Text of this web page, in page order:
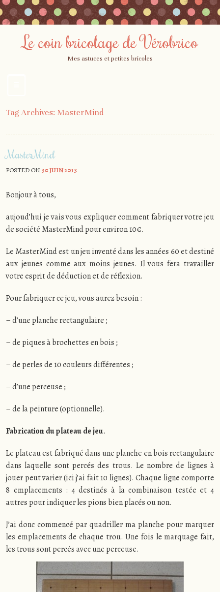
Le coin bricolage de Vérobrico
Mes astuces et petites bricoles
Tag Archives: MasterMind
MasterMind
POSTED ON 30 JUIN 2013
Bonjour à tous,
aujoud’hui je vais vous expliquer comment fabriquer votre jeu
de société MasterMind pour environ 10€.
Le MasterMind est un jeu inventé dans les années 60 et destiné
aux jeunes comme aux moins jeunes. Il vous fera travailler
votre esprit de déduction et de réflexion.
Pour fabriquer ce jeu, vous aurez besoin :
– d’une planche rectangulaire ;
– de piques à brochettes en bois ;
– de perles de 10 couleurs différentes ;
– d’une perceuse ;
– de la peinture (optionnelle).
Fabrication du plateau de jeu.
Le plateau est fabriqué dans une planche en bois rectangulaire
dans laquelle sont percés des trous. Le nombre de lignes à
jouer peut varier (ici j’ai fait 10 lignes). Chaque ligne comporte
8 emplacements : 4 destinés à la combinaison testée et 4
autres pour indiquer les pions bien placés ou non.
J’ai donc commencé par quadriller ma planche pour marquer
les emplacements de chaque trou. Une fois le marquage fait,
les trous sont percés avec une perceuse.